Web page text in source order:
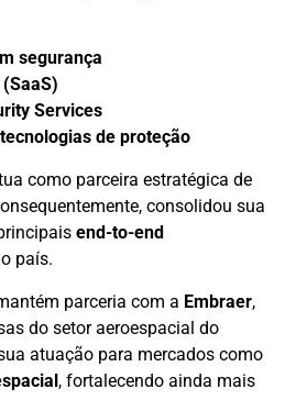
segurança
Services
de proteção
como parceira estratégica de
consolidou sua
end-to-end
país.
parceria com a Embraer,
do setor aeroespacial do
atuação para mercados como
, fortalecendo ainda mais